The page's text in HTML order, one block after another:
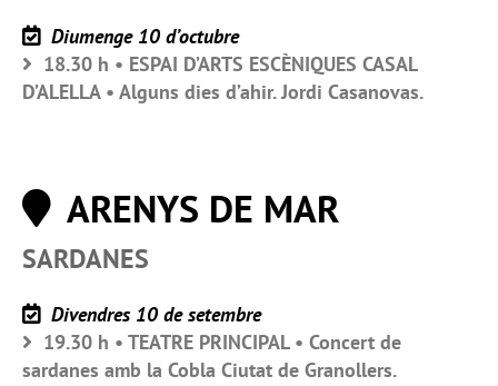
Diumenge 10 d’octubre
18.30 h • ESPAI D’ARTS ESCÈNIQUES CASAL
D’ALELLA • Alguns dies d’ahir. Jordi Casanovas.
ARENYS DE MAR
SARDANES
Divendres 10 de setembre
19.30 h • TEATRE PRINCIPAL • Concert de
sardanes amb la Cobla Ciutat de Granollers.